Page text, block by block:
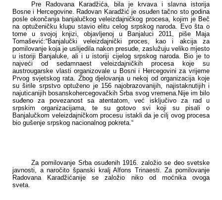
Pre Radovana Karadžića, bila je krvava i slavna istorija
Bosne i Hercegovine. Radovan Karadžić je osuđen tačno sto godina
posle okončanja banjalučkog veleizdajničkog procesa, kojim je Beč
na optuženičku klupu stavio elitu celog srpskog naroda. Evo šta o
tome u svojoj knjizi, objavljenoj u Banjaluci 2011, piše Maja
Tomašević:“Banjalučki veleizdajnički proces, kao i akcija za
pomilovanje koja je uslijedila nakon presude, zaslužuju veliko mjesto
u istoriji Banjaluke, ali i u istoriji cijelog srpskog naroda. Bio je to
najveći od sedamnaest veleizdajničkih procesa koje su
austrougarske vlasti organizovale u Bosni i Hercegovini za vrijeme
Prvog svjetskog rata. Zbog djelovanja u nekoj od organizacija koje
su širile srpstvo optuženo je 156 najobrazovanijih, najistaknutijih i
najuticanijih bosanskohercegovačkih Srba svog vremena.Nije im bilo
suđeno za povezanost sa atentatom, već isključivo za rad u
srpskim organizacijama, te su gotovo svi koji su pisali o
Banjalučkom veleizdajničkom procesu istakli da je cilj ovog procesa
bio gušenje srpskog nacionalnog pokreta.“
Za pomilovanje Srba osuđenih 1916. založio se deo svetske
javnosti, a naročito španski kralj Alfons Trinaesti. Za pomilovanje
Radovana Karadžićanije se založio niko od moćnika ovoga
sveta.